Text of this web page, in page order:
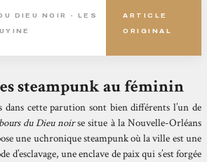
DIEU NOIR - LES
ARTICLE
ORIGINAL
steampunk au féminin
dans cette parution sont bien différents l’un de
du Dieu noirse situe à la Nouvelle-Orléans
une uchronique steampunk où la ville est une
d’esclavage, une enclave de paix qui s’est forgée